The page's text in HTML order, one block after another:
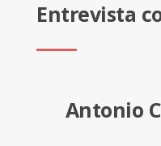
Entrevista
Antonio